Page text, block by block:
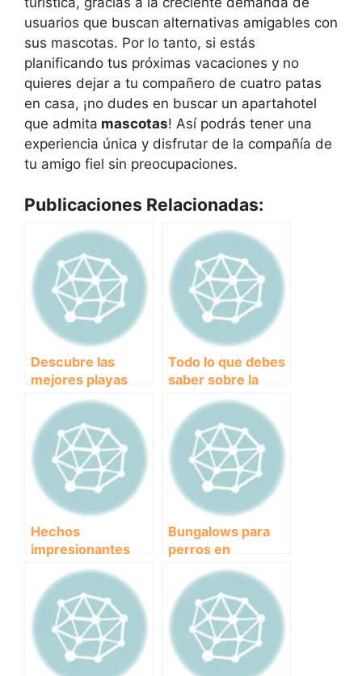
usuarios que buscan alternativas amigables con
sus mascotas. Por lo tanto, si estás
planificando tus próximas vacaciones y no
quieres dejar a tu compañero de cuatro patas
en casa, ¡no dudes en buscar un apartahotel
que admita mascotas! Así podrás tener una
experiencia única y disfrutar de la compañía de
tu amigo fiel sin preocupaciones.
Publicaciones Relacionadas:
Descubre las
mejores playas
para llevar a tu
perro en Alicante
Todo lo que debes
saber sobre la
historia y
características del
Pitbull, una raza de
perro
incomprendida
Hechos
impresionantes
sobre la fuerza del
Pitbull
Bungalows para
perros en
Cataluña:
¡Vacaciones juntos
sin
preocupaciones!